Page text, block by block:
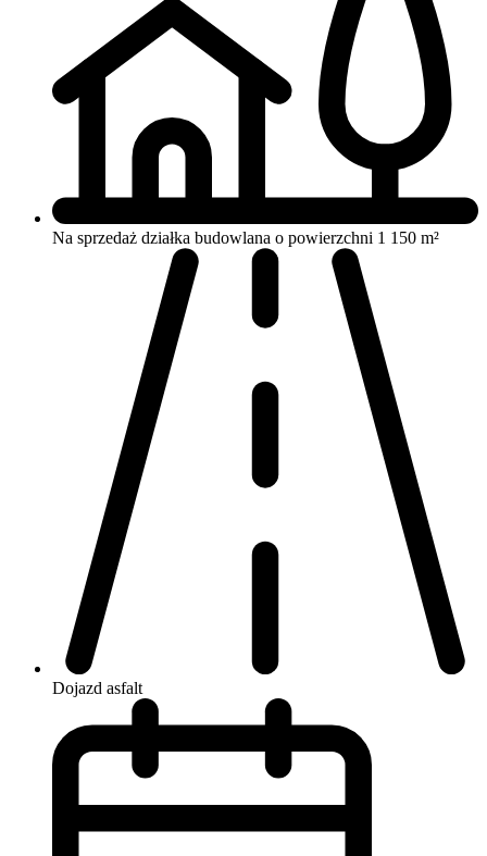
Na sprzedaż działka budowlana o powierzchni 1 150 m²
Dojazd asfalt